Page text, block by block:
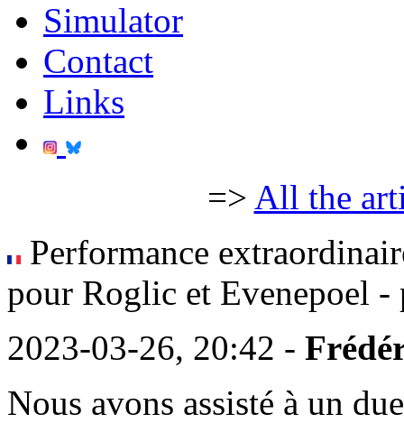
Simulator
Contact
Links
=> All the
Performance
pour Roglic et Evenepoel -
2023-03-26, 20:42 -
Nous avons assisté à un